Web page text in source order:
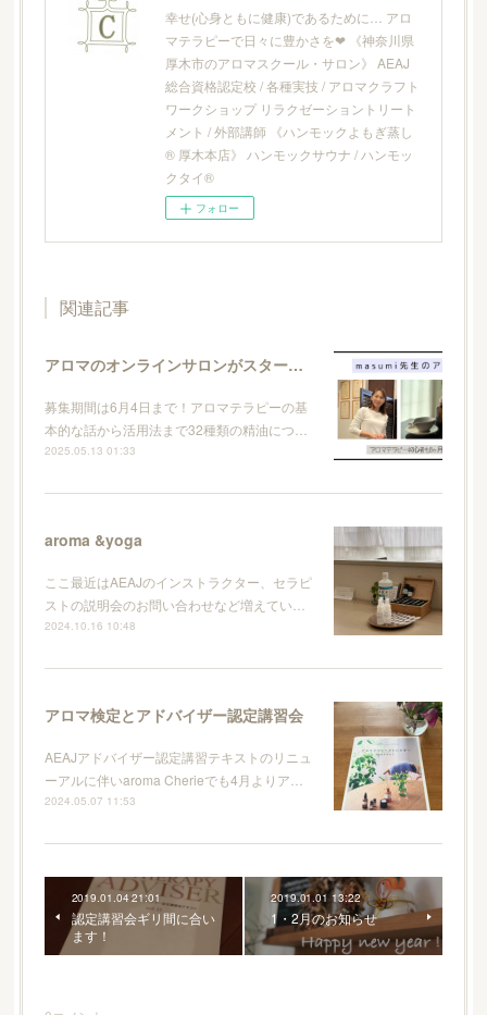
幸せ(心身ともに健康)であるために… アロ
マテラピーで日々に豊かさを❤︎ 《神奈川県
厚木市のアロマスクール・サロン》 AEAJ
総合資格認定校 / 各種実技 / アロマクラフト
ワークショップ リラクゼーショントリート
メント / 外部講師 《ハンモックよもぎ蒸し
® 厚木本店》 ハンモックサウナ / ハンモッ
クタイ®
フォロー
関連記事
アロマのオンラインサロンがスタートします
募集期間は6月4日まで！アロマテラピーの基
本的な話から活用法まで32種類の精油につ…
2025.05.13 01:33
aroma &yoga
ここ最近はAEAJのインストラクター、セラピ
ストの説明会のお問い合わせなど増えてい…
2024.10.16 10:48
アロマ検定とアドバイザー認定講習会
AEAJアドバイザー認定講習テキストのリニュ
ーアルに伴いaroma Cherieでも4月よりア…
2024.05.07 11:53
2019.01.04 21:01
認定講習会ギリ間に合い
ます！
2019.01.01 13:22
1・2月のお知らせ